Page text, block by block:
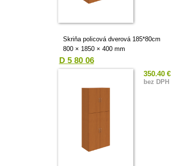
Skriňa policová dverová 185*80cm
800 × 1850 × 400 mm
D 5 80 06
350.40 €
bez DPH